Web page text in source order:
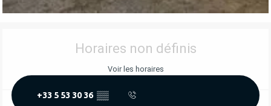
OUVERTURE ET COORDONNÉES
Horaires non définis
Voir les horaires
+33 5 53 30 36 ▒▒